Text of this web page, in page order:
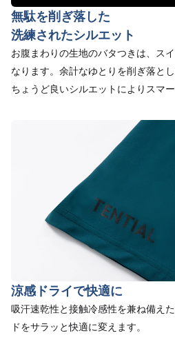
無駄を削ぎ落した
洗練されたシルエット
お腹まわりの生地のバタつきは、ス
なります。余計なゆとりを削ぎ落と
ちょうど良いシルエットによりスマ
涼感ドライで快適に
吸汗速乾性と接触冷感性を兼ね備え
ドをサラッと快適に変えます。